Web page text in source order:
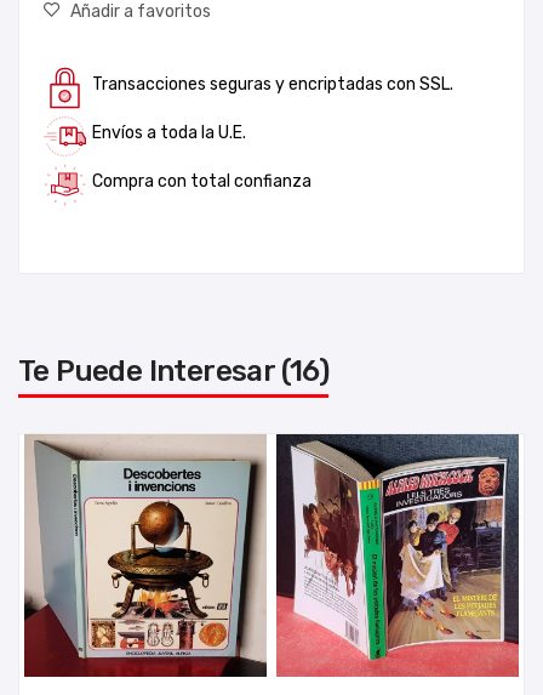
Añadir a favoritos
Transacciones seguras y encriptadas con SSL.
Envíos a toda la U.E.
Compra con total confianza
Te Puede Interesar (16)